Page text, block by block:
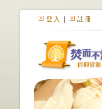
登入 註冊